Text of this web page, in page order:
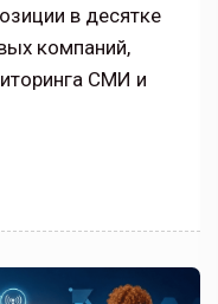
в десятке
компаний,
СМИ и